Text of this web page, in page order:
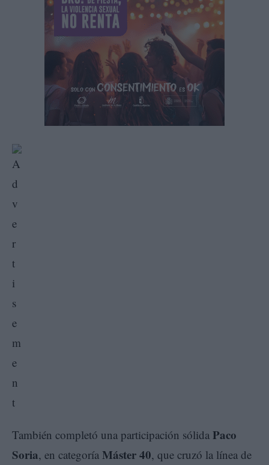
También completó una participación sólida Paco
Soria, en categoría Máster 40, que cruzó la línea de